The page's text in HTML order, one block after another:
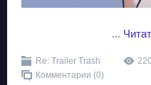
...
Re: Trailer Trash 220
Комментарии (0)